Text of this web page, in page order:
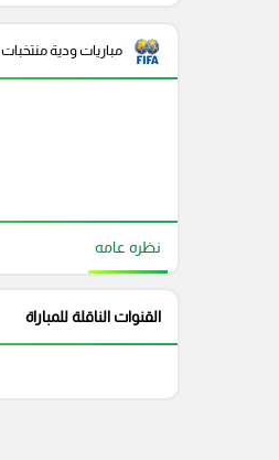
مباريات ودية منتخبات
نظره عامه
القنوات الناقلة للمباراة